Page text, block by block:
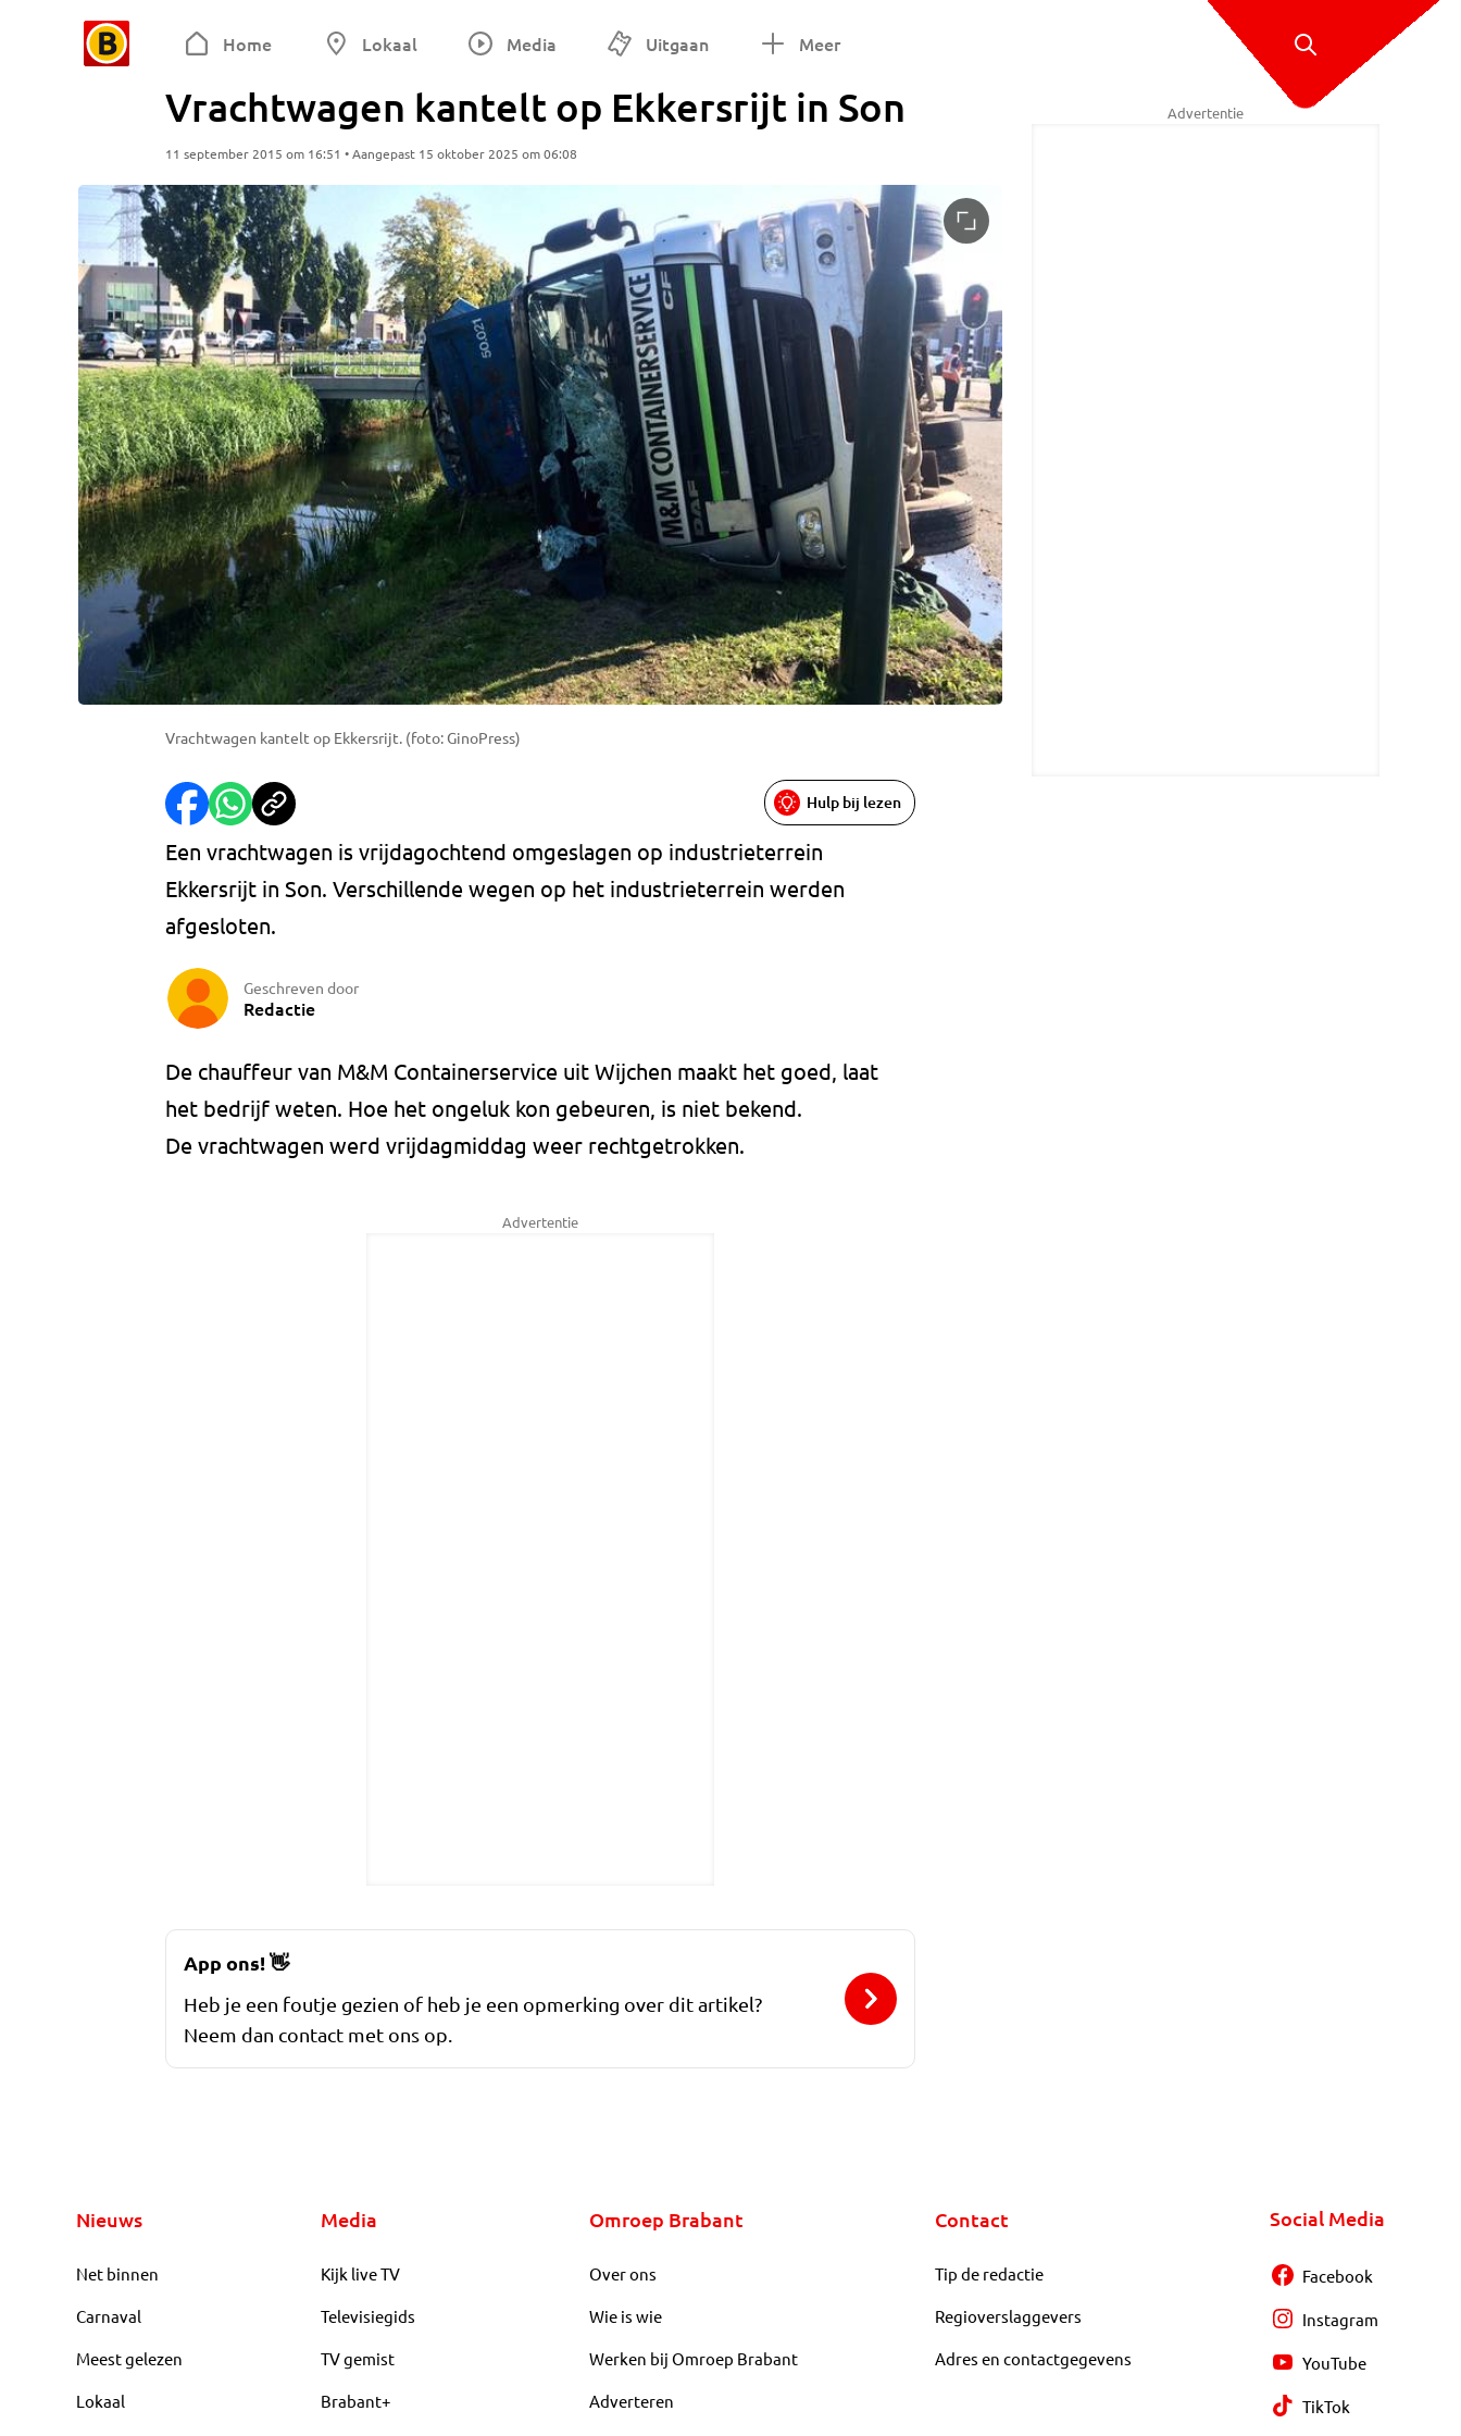
Home Lokaal Media Uitgaan Meer
Vrachtwagen kantelt op Ekkersrijt in Son
11 september 2015 om 16:51 • Aangepast 15 oktober 2025 om 06:08
Vrachtwagen kantelt op Ekkersrijt. (foto: GinoPress)
Hulp bij lezen
Een vrachtwagen is vrijdagochtend omgeslagen op industrieterrein
Ekkersrijt in Son. Verschillende wegen op het industrieterrein werden
afgesloten.
Geschreven door
Redactie
De chauffeur van M&M Containerservice uit Wijchen maakt het goed, laat
het bedrijf weten. Hoe het ongeluk kon gebeuren, is niet bekend.
De vrachtwagen werd vrijdagmiddag weer rechtgetrokken.
Advertentie
Advertentie
App ons!👋
Heb je een foutje gezien of heb je een opmerking over dit artikel?
Neem dan contact met ons op.
Nieuws
Net binnen
Carnaval
Meest gelezen
Lokaal
Media
Kijk live TV
Televisiegids
TV gemist
Brabant+
Omroep Brabant
Over ons
Wie is wie
Werken bij Omroep Brabant
Adverteren
Contact
Tip de redactie
Regioverslaggevers
Adres en contactgegevens
Social Media
Facebook
Instagram
YouTube
TikTok